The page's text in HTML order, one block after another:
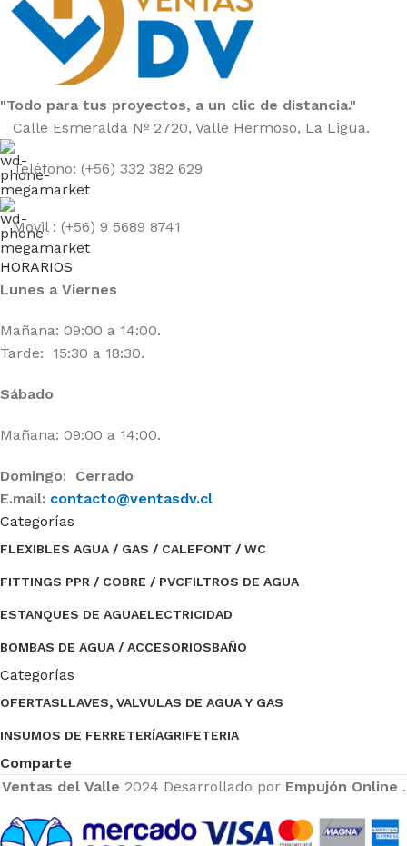
"Todo para tus proyectos, a un clic de distancia."
Calle Esmeralda Nº 2720, Valle Hermoso, La Ligua.
Teléfono: (+56) 332 382 629
Movil : (+56) 9 5689 8741
HORARIOS
Lunes a Viernes
Mañana: 09:00 a 14:00.
Tarde: 15:30 a 18:30.
Sábado
Mañana: 09:00 a 14:00.
Domingo: Cerrado
E.mail: contacto@ventasdv.cl
Categorías
FLEXIBLES AGUA / GAS / CALEFONT / WC
FITTINGS PPR / COBRE / PVCFILTROS DE AGUA
ESTANQUES DE AGUAELECTRICIDAD
BOMBAS DE AGUA / ACCESORIOSBAÑO
Categorías
OFERTASLLAVES, VALVULAS DE AGUA Y GAS
INSUMOS DE FERRETERÍAGRIFETERIA
Comparte
Ventas del Valle 2024 Desarrollado por Empujón Online .